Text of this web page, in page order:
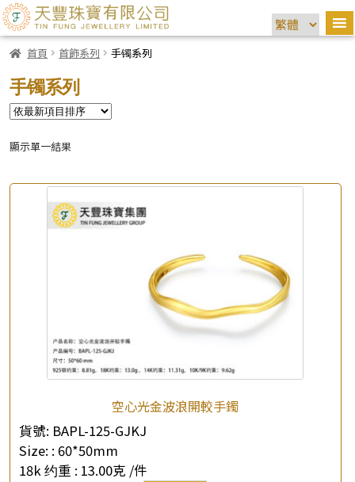
首頁 首飾系列 手镯系列
手镯系列
顯示單一結果
空心光金波浪開較手鐲
貨號: BAPL-125-GJKJ
Size: : 60*50mm
18k 约重 : 13.00克 /件